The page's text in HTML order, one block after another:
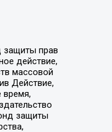
защиты прав
действие,
массовой
Действие,
защиты